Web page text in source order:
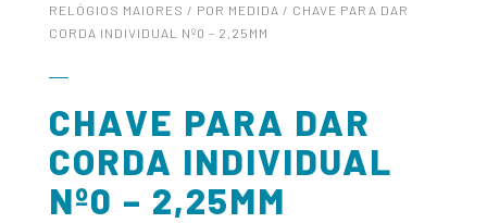
RELÓGIOS MAIORES / POR MEDIDA / CHAVE PARA DAR
CORDA INDIVIDUAL Nº0 – 2,25MM
CHAVE PARA DAR
CORDA INDIVIDUAL
Nº0 – 2,25MM